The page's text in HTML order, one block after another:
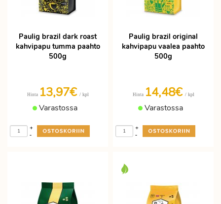
Paulig brazil dark roast
kahvipapu tumma paahto
500g
Hinta 13,97€ / kpl
Varastossa
-
+
Paulig brazil original
kahvipapu vaalea paahto
500g
Hinta 14,48€ / kpl
Varastossa
-
+